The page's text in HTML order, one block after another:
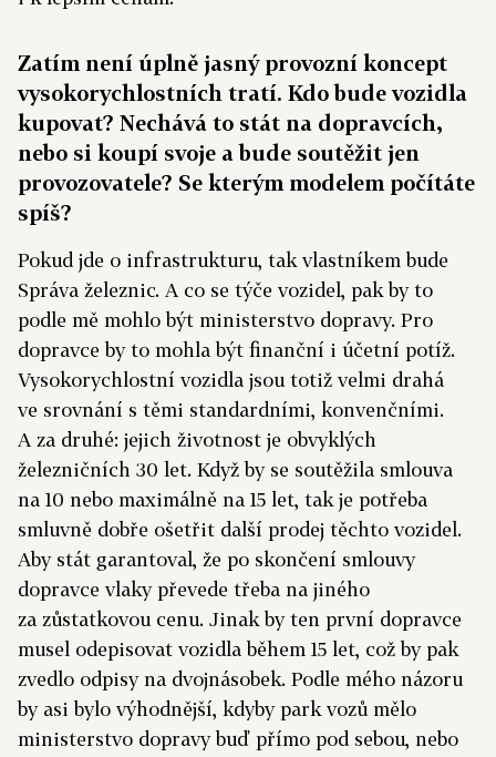
Zatím není úplně jasný provozní koncept
vysokorychlostních tratí. Kdo bude vozidla
kupovat? Nechává to stát na dopravcích,
nebo si koupí svoje a bude soutěžit jen
provozovatele? Se kterým modelem počítáte
spíš?
Pokud jde o infrastrukturu, tak vlastníkem bude
Správa železnic. A co se týče vozidel, pak by to
podle mě mohlo být ministerstvo dopravy. Pro
dopravce by to mohla být finanční i účetní potíž.
Vysokorychlostní vozidla jsou totiž velmi drahá
ve srovnání s těmi standardními, konvenčními.
A za druhé: jejich životnost je obvyklých
železničních 30 let. Když by se soutěžila smlouva
na 10 nebo maximálně na 15 let, tak je potřeba
smluvně dobře ošetřit další prodej těchto vozidel.
Aby stát garantoval, že po skončení smlouvy
dopravce vlaky převede třeba na jiného
za zůstatkovou cenu. Jinak by ten první dopravce
musel odepisovat vozidla během 15 let, což by pak
zvedlo odpisy na dvojnásobek. Podle mého názoru
by asi bylo výhodnější, kdyby park vozů mělo
ministerstvo dopravy buď přímo pod sebou, nebo